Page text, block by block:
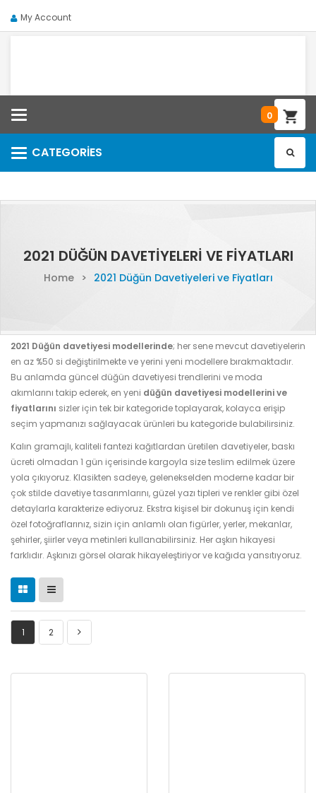
My Account
0
CATEGORIES
Categories
2021 DÜĞÜN DAVETIYELERI VE FIYATLARI
Home > 2021 Düğün Davetiyeleri ve Fiyatları
2021 Düğün davetiyesi modellerinde; her sene mevcut davetiyelerin
en az %50 si değiştirilmekte ve yerini yeni modellere bırakmaktadır.
Bu anlamda güncel düğün davetiyesi trendlerini ve moda
akımlarını takip ederek, en yeni düğün davetiyesi modellerini ve
fiyatlarını sizler için tek bir kategoride toplayarak, kolayca erişip
seçim yapmanızı sağlayacak ürünleri bu kategoride bulabilirsiniz.
Kalın gramajlı, kaliteli fantezi kağıtlardan üretilen davetiyeler, baskı
ücreti olmadan 1 gün içerisinde kargoyla size teslim edilmek üzere
yola çıkıyoruz. Klasikten sadeye, gelenekselden moderne kadar bir
çok stilde davetiye tasarımlarını, güzel yazı tipleri ve renkler gibi özel
detaylarla karakterize ediyoruz. Ekstra kişisel bir dokunuş için kendi
özel fotoğraflarınız, sizin için anlamlı olan figürler, yerler, mekanlar,
şehirler, şiirler veya metinleri kullanabilirsiniz. Her aşkın hikayesi
farklıdır. Aşkınızı görsel olarak hikayeleştiriyor ve kağıda yansıtıyoruz.
1 2